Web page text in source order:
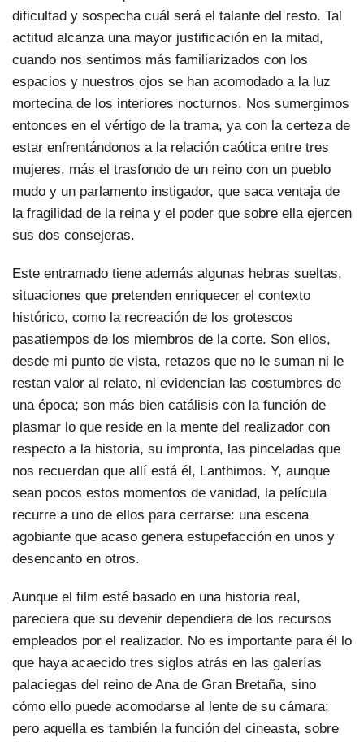
dificultad y sospecha cuál será el talante del resto. Tal
actitud alcanza una mayor justificación en la mitad,
cuando nos sentimos más familiarizados con los
espacios y nuestros ojos se han acomodado a la luz
mortecina de los interiores nocturnos. Nos sumergimos
entonces en el vértigo de la trama, ya con la certeza de
estar enfrentándonos a la relación caótica entre tres
mujeres, más el trasfondo de un reino con un pueblo
mudo y un parlamento instigador, que saca ventaja de
la fragilidad de la reina y el poder que sobre ella ejercen
sus dos consejeras.
Este entramado tiene además algunas hebras sueltas,
situaciones que pretenden enriquecer el contexto
histórico, como la recreación de los grotescos
pasatiempos de los miembros de la corte. Son ellos,
desde mi punto de vista, retazos que no le suman ni le
restan valor al relato, ni evidencian las costumbres de
una época; son más bien catálisis con la función de
plasmar lo que reside en la mente del realizador con
respecto a la historia, su impronta, las pinceladas que
nos recuerdan que allí está él, Lanthimos. Y, aunque
sean pocos estos momentos de vanidad, la película
recurre a uno de ellos para cerrarse: una escena
agobiante que acaso genera estupefacción en unos y
desencanto en otros.
Aunque el film esté basado en una historia real,
pareciera que su devenir dependiera de los recursos
empleados por el realizador. No es importante para él lo
que haya acaecido tres siglos atrás en las galerías
palaciegas del reino de Ana de Gran Bretaña, sino
cómo ello puede acomodarse al lente de su cámara;
pero aquella es también la función del cineasta, sobre